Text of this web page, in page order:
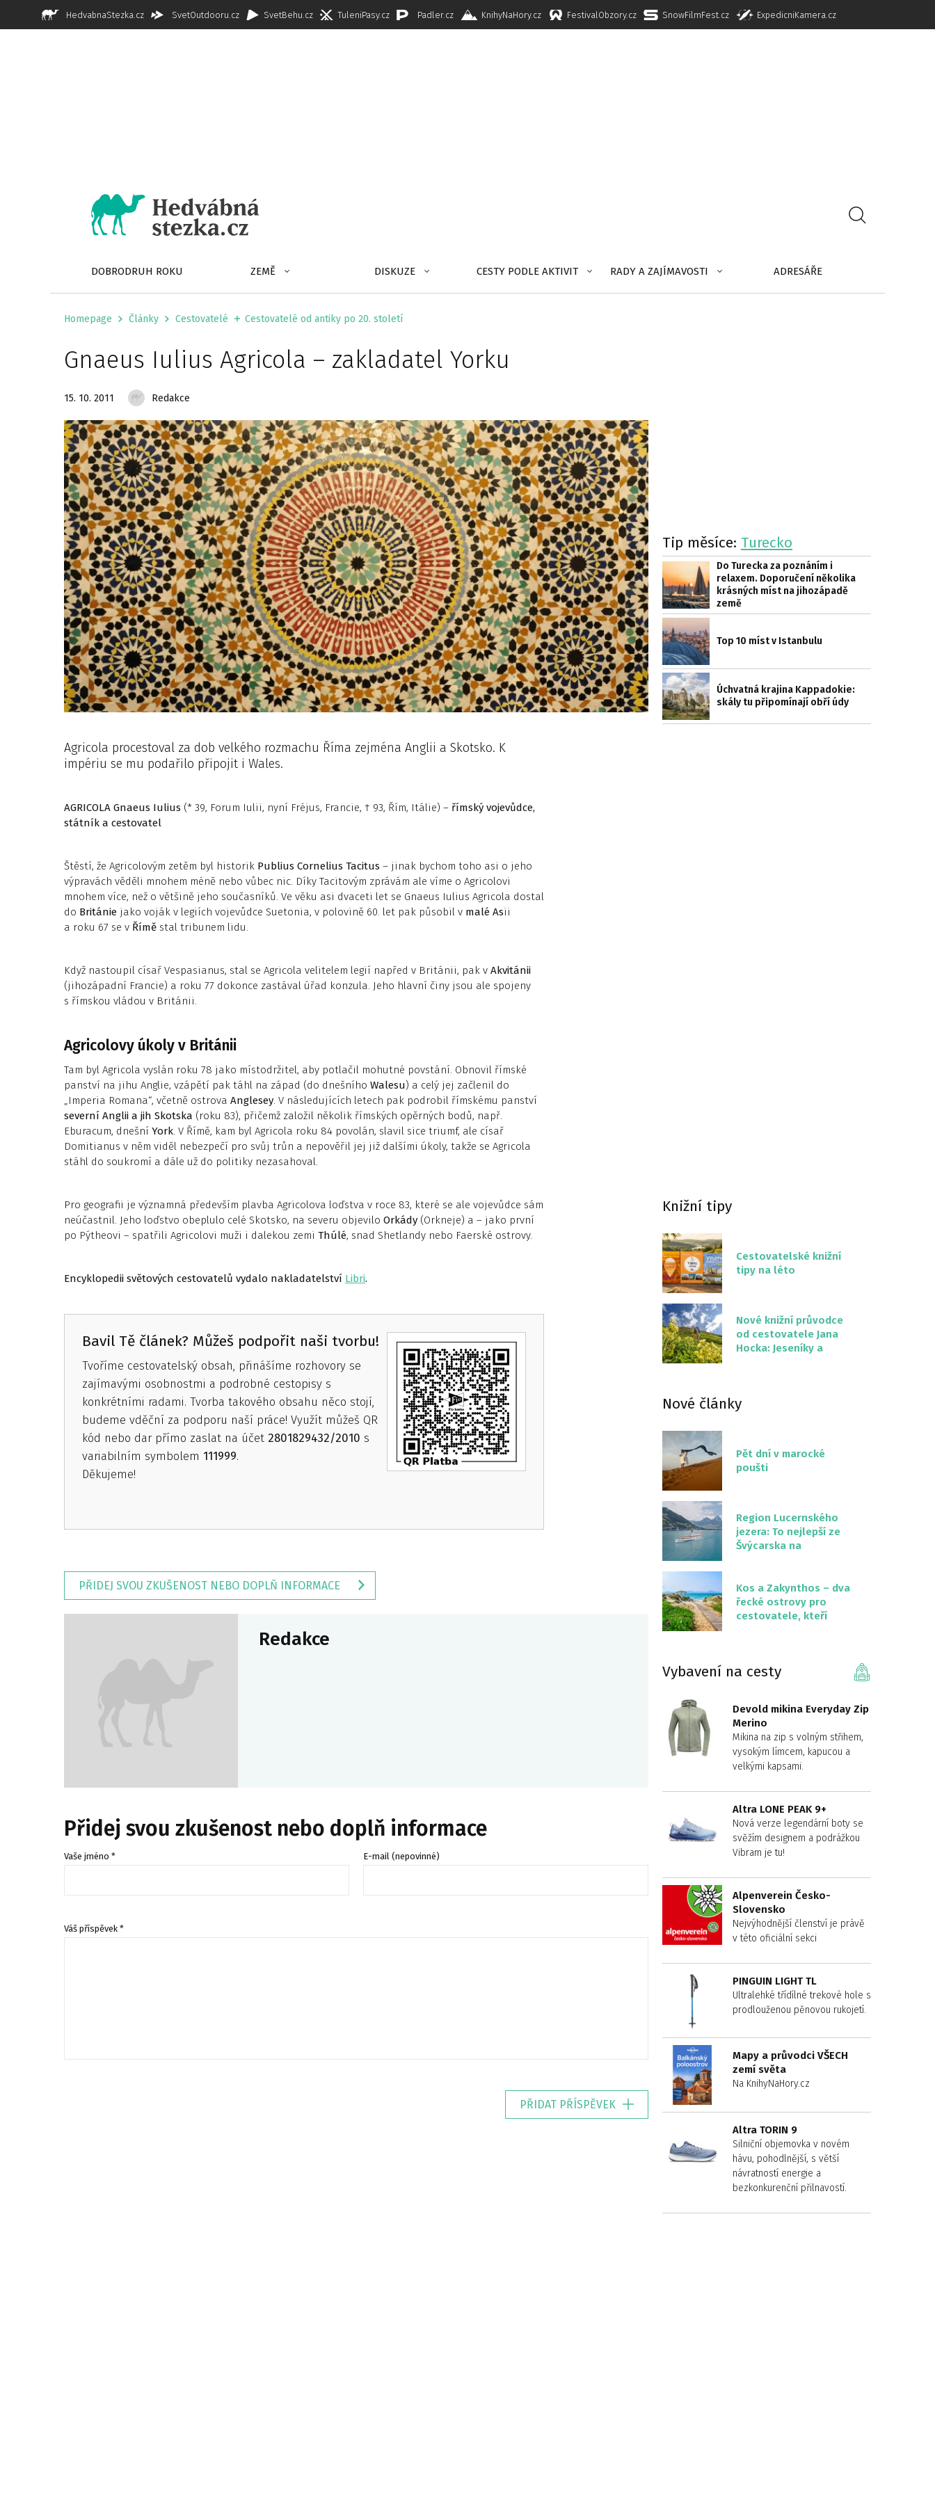
HedvabnaStezka.cz SvetOutdooru.cz SvetBehu.cz TuleniPasy.cz Padler.cz KnihyNaHory.cz FestivalObzory.cz SnowFilmFest.cz ExpedicniKamera.cz
DOBRODRUH ROKU ZEMĚ DISKUZE CESTY PODLE AKTIVIT RADY A ZAJÍMAVOSTI ADRESÁŘE
Homepage Články Cestovatelé Cestovatelé od antiky po 20. století
Gnaeus Iulius Agricola – zakladatel Yorku
15. 10. 2011 Redakce
Agricola procestoval za dob velkého rozmachu Říma zejména Anglii a Skotsko. K
impériu se mu podařilo připojit i Wales.
AGRICOLA Gnaeus Iulius (* 39, Forum Iulii, nyní Fréjus, Francie, † 93, Řím, Itálie) – římský vojevůdce,
státník a cestovatel
Štěstí, že Agricolovým zetěm byl historik Publius Cornelius Tacitus – jinak bychom toho asi o jeho
výpravách věděli mnohem méně nebo vůbec nic. Díky Tacitovým zprávám ale víme o Agricolovi
mnohem více, než o většině jeho současníků. Ve věku asi dvaceti let se Gnaeus Iulius Agricola dostal
do Británie jako voják v legiích vojevůdce Suetonia, v polovině 60. let pak působil v malé Asii
a roku 67 se v Římě stal tribunem lidu.
Když nastoupil císař Vespasianus, stal se Agricola velitelem legií napřed v Británii, pak v Akvitánii
(jihozápadní Francie) a roku 77 dokonce zastával úřad konzula. Jeho hlavní činy jsou ale spojeny
s římskou vládou v Británii.
Agricolovy úkoly v Británii
Tam byl Agricola vyslán roku 78 jako místodržitel, aby potlačil mohutné povstání. Obnovil římské
panství na jihu Anglie, vzápětí pak táhl na západ (do dnešního Walesu) a celý jej začlenil do
„Imperia Romana“, včetně ostrova Anglesey. V následujících letech pak podrobil římskému panství
severní Anglii a jih Skotska (roku 83), přičemž založil několik římských opěrných bodů, např.
Eburacum, dnešní York. V Římě, kam byl Agricola roku 84 povolán, slavil sice triumf, ale císař
Domitianus v něm viděl nebezpečí pro svůj trůn a nepověřil jej již dalšími úkoly, takže se Agricola
stáhl do soukromí a dále už do politiky nezasahoval.
Pro geografii je významná především plavba Agricolova loďstva v roce 83, které se ale vojevůdce sám
neúčastnil. Jeho loďstvo obeplulo celé Skotsko, na severu objevilo Orkády (Orkneje) a – jako první
po Pýtheovi – spatřili Agricolovi muži i dalekou zemi Thúlé, snad Shetlandy nebo Faerské ostrovy.
Encyklopedii světových cestovatelů vydalo nakladatelství Libri.
Bavil Tě článek? Můžeš podpořit naši tvorbu!
Tvoříme cestovatelský obsah, přinášíme rozhovory se
zajímavými osobnostmi a podrobné cestopisy s
konkrétními radami. Tvorba takového obsahu něco stojí,
budeme vděční za podporu naší práce! Využít můžeš QR
kód nebo dar přímo zaslat na účet 2801829432/2010 s
variabilním symbolem 111999.
Děkujeme!
PŘIDEJ SVOU ZKUŠENOST NEBO DOPLŇ INFORMACE
Redakce
Přidej svou zkušenost nebo doplň informace
Vaše jméno * E-mail (nepovinné)
Váš příspěvek *
PŘIDAT PŘÍSPĚVEK
Tip měsíce: Turecko
Do Turecka za poznáním i
relaxem. Doporučení několika
krásných míst na jihozápadě
země
Top 10 míst v Istanbulu
Úchvatná krajina Kappadokie:
skály tu připomínají obří údy
Knižní tipy
Cestovatelské knižní
tipy na léto
Nové knižní průvodce
od cestovatele Jana
Hocka: Jeseníky a
Nové články
Pět dní v marocké
poušti
Region Lucernského
jezera: To nejlepší ze
Švýcarska na
Kos a Zakynthos – dva
řecké ostrovy pro
cestovatele, kteří
Vybavení na cesty
Devold mikina Everyday Zip
Merino
Mikina na zip s volným střihem,
vysokým límcem, kapucou a
velkými kapsami.
Altra LONE PEAK 9+
Nová verze legendární boty se
svěžím designem a podrážkou
Vibram je tu!
Alpenverein Česko-
Slovensko
Nejvýhodnější členství je právě
v této oficiální sekci
PINGUIN LIGHT TL
Ultralehké třídílné trekové hole s
prodlouženou pěnovou rukojetí.
Mapy a průvodci VŠECH
zemí světa
Na KnihyNaHory.cz
Altra TORIN 9
Silniční objemovka v novém
hávu, pohodlnější, s větší
návratností energie a
bezkonkurenční přilnavostí.